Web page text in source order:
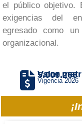
el público objetivo.
exigencias del
egresado como
organizacional.
Valor matrícula primer ingreso: $ 5.009.268
Vigencia 2026